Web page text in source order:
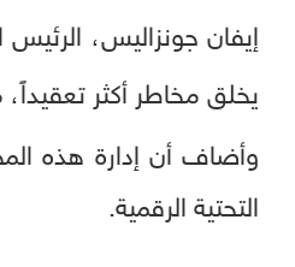
إيفان جونزاليس، الرئيس
يخلق مخاطر أكثر
وأضاف أن إدارة هذه
التحتية الرقمية.